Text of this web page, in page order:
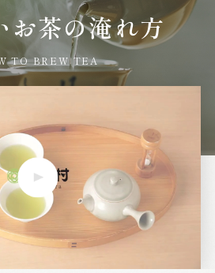
お茶の淹れ方
TO BREW TEA